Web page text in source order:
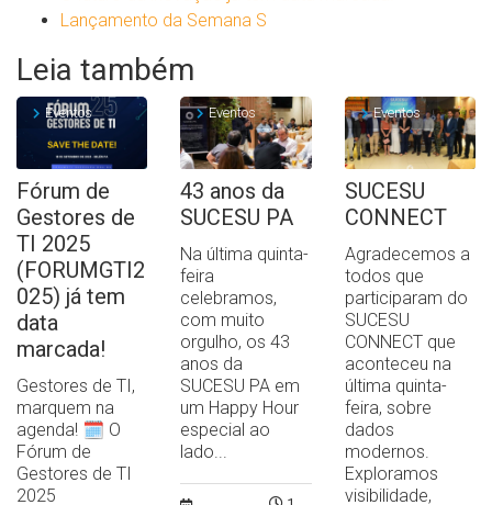
Lançamento da Semana S
Leia também
Eventos
Fórum de
Gestores de
TI 2025
(FORUMGTI2
025) já tem
data
marcada!
Gestores de TI,
marquem na
agenda! 🗓️ O
Fórum de
Gestores de TI
2025
Eventos
43 anos da
SUCESU PA
Na última quinta-
feira
celebramos,
com muito
orgulho, os 43
anos da
SUCESU PA em
um Happy Hour
especial ao
lado...
Eventos
SUCESU
CONNECT
Agradecemos a
todos que
participaram do
SUCESU
CONNECT que
aconteceu na
última quinta-
feira, sobre
dados
modernos.
Exploramos
visibilidade,